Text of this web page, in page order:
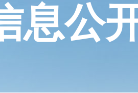
息公